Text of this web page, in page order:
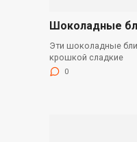
Шоколадные
Эти шоколадные
крошкой сладкие
0